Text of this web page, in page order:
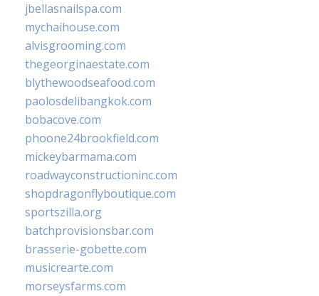
jbellasnailspa.com
mychaihouse.com
alvisgrooming.com
thegeorginaestate.com
blythewoodseafood.com
paolosdelibangkok.com
bobacove.com
phoone24brookfield.com
mickeybarmama.com
roadwayconstructioninc.com
shopdragonflyboutique.com
sportszilla.org
batchprovisionsbar.com
brasserie-gobette.com
musicrearte.com
morseysfarms.com